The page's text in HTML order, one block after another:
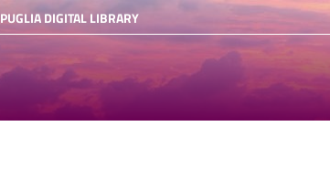
PUGLIA DIGITAL LIBRARY